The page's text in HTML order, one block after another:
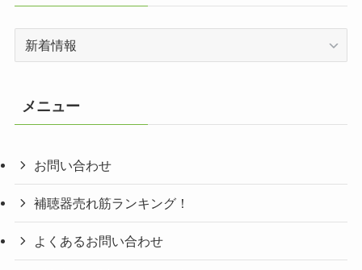
カ
メニュー
お問い合わせ
補聴器売れ筋ランキング！
よくあるお問い合わせ